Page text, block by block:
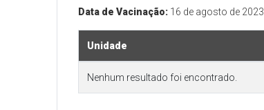
Data de Vacinação: 16 de agosto de 2023
Unidade
Nenhum resultado foi encontrado.